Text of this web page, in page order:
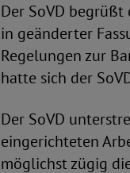
Der SoVD
in geänderter
Regelungen zur
hatte sich der
Der SoVD
eingerichteten
möglichst zügig